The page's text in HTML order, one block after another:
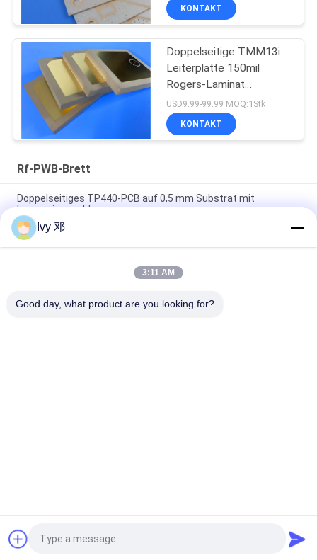
KONTAKT
Doppelseitige TMM13i
Leiterplatte 150mil
Rogers-Laminat
Hochfrequenzschaltungen
USD9.99-99.99 MOQ:1Stk
KONTAKT
Rf-PWB-Brett
Doppelseitiges TP440-PCB auf 0,5 mm Substrat mit
Immersionsgold
Doppelseitiges CER-10 Hochfrequenz-PCB 30 Millimeter
Laminat-Immersionssilber
5 mil Dicke WL-CT300 PCB 2-Schicht schwarz Seidenfläche
Fordern Sie ein Angebot
Ivy 邓
3:11 AM
Good day, what product are you looking for?